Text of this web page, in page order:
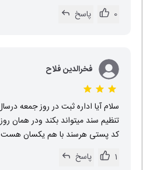
0
پاسخ
فخرالدین فلاح
کد پستی هرسند با هم یکسان هست
1
پاسخ